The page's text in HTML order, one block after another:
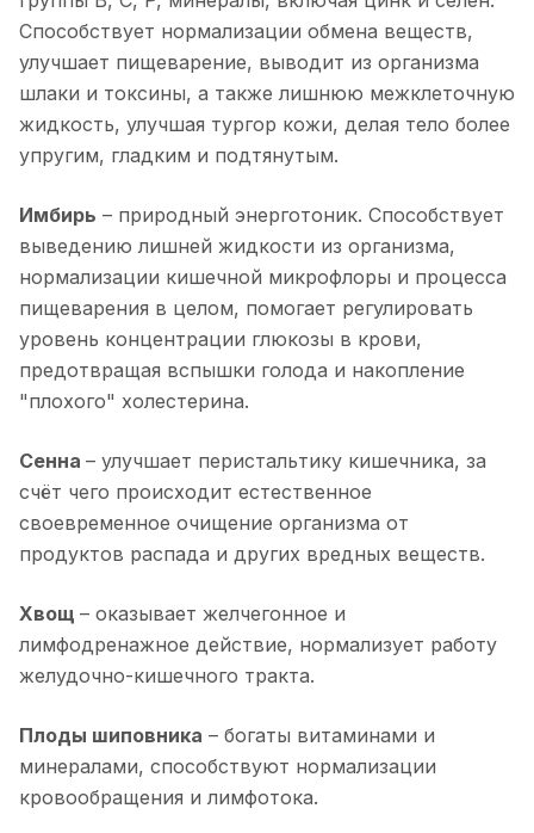
Способствует нормализации обмена веществ,
улучшает пищеварение, выводит из организма
шлаки и токсины, а также лишнюю межклеточную
жидкость, улучшая тургор кожи, делая тело более
упругим, гладким и подтянутым.
Имбирь – природный энерготоник. Способствует
выведению лишней жидкости из организма,
нормализации кишечной микрофлоры и процесса
пищеварения в целом, помогает регулировать
уровень концентрации глюкозы в крови,
предотвращая вспышки голода и накопление
"плохого" холестерина.
Сенна – улучшает перистальтику кишечника, за
счёт чего происходит естественное
своевременное очищение организма от
продуктов распада и других вредных веществ.
Хвощ – оказывает желчегонное и
лимфодренажное действие, нормализует работу
желудочно-кишечного тракта.
Плоды шиповника – богаты витаминами и
минералами, способствуют нормализации
кровообращения и лимфотока.